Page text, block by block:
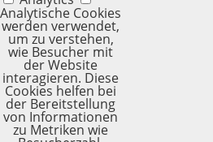
Analytische Cookies
werden verwendet,
um zu verstehen,
wie Besucher mit
der Website
interagieren. Diese
Cookies helfen bei
der Bereitstellung
von Informationen
zu Metriken wie